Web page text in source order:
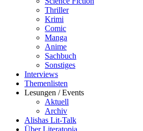
Thriller
Krimi
Comic
Manga
Anime
Sachbuch
Sonstiges
Interviews
Themenlisten
Lesungen / Events
Aktuell
Archiv
Alishas Lit-Talk
Über Literatopia